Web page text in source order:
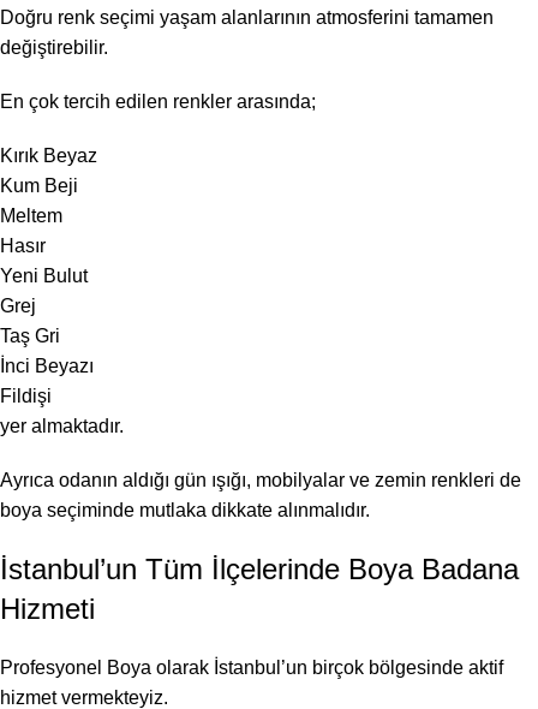
Doğru renk seçimi yaşam alanlarının atmosferini tamamen
değiştirebilir.
En çok tercih edilen renkler arasında;
Kırık Beyaz
Kum Beji
Meltem
Hasır
Yeni Bulut
Grej
Taş Gri
İnci Beyazı
Fildişi
yer almaktadır.
Ayrıca odanın aldığı gün ışığı, mobilyalar ve zemin renkleri de
boya seçiminde mutlaka dikkate alınmalıdır.
İstanbul’un Tüm İlçelerinde Boya Badana
Hizmeti
Profesyonel Boya olarak İstanbul’un birçok bölgesinde aktif
hizmet vermekteyiz.